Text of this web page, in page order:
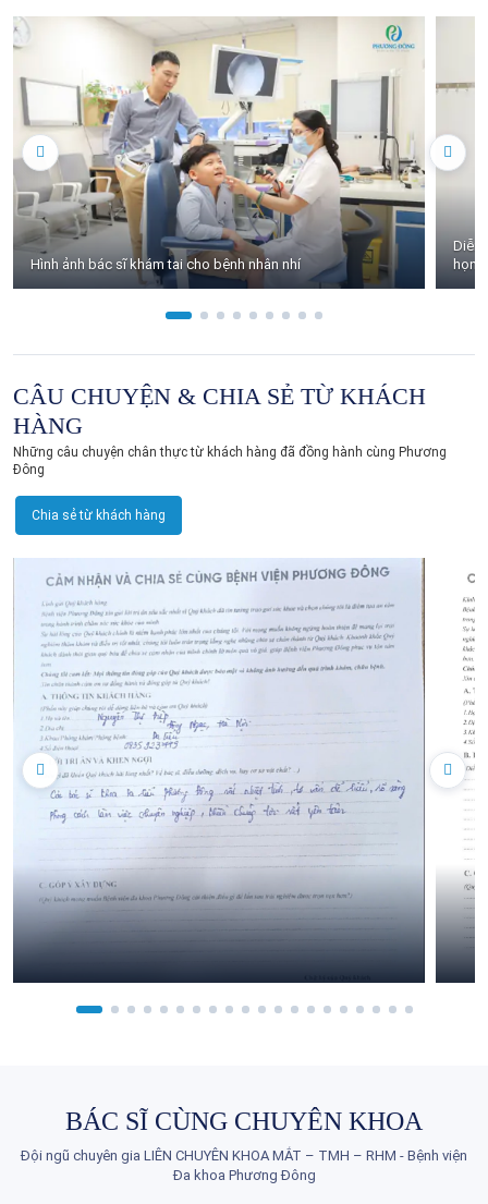
Hình ảnh bác sĩ khám tai cho bệnh nhân nhí
Diễn
CÂU CHUYỆN & CHIA SẺ TỪ KHÁCH
HÀNG
Những câu chuyện chân thực từ khách hàng đã đồng hành cùng Phương
Đông
Chia sẻ từ khách hàng
BÁC SĨ CÙNG CHUYÊN KHOA
Đội ngũ chuyên gia LIÊN CHUYÊN KHOA MẮT – TMH – RHM - Bệnh viện
Đa khoa Phương Đông